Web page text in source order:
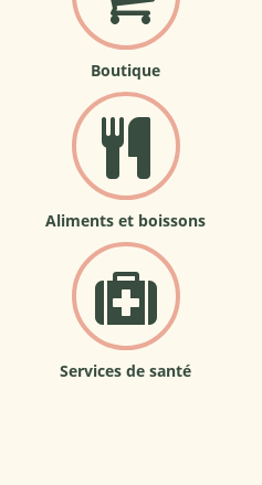
Boutique
Aliments et boissons
Services de santé